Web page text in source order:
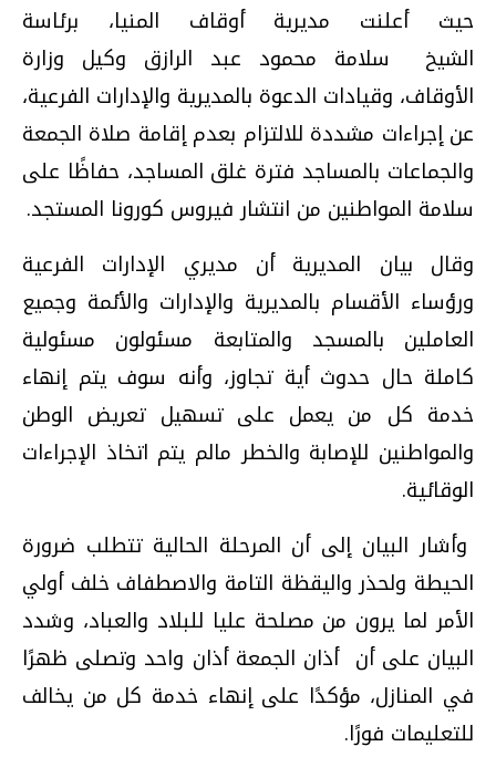
حيث أعلنت مديرية أوقاف المنيا، برئاسة
الشيخ سلامة محمود عبد الرازق وكيل وزارة
الأوقاف، وقيادات الدعوة بالمديرية والإدارات الفرعية،
عن إجراءات مشددة للالتزام بعدم إقامة صلاة الجمعة
والجماعات بالمساجد فترة غلق المساجد، حفاظًا على
سلامة المواطنين من انتشار فيروس كورونا المستجد.
وقال بيان المديرية أن مديري الإدارات الفرعية
ورؤساء الأقسام بالمديرية والإدارات والأئمة وجميع
العاملين بالمسجد والمتابعة مسئولون مسئولية
كاملة حال حدوث أية تجاوز، وأنه سوف يتم إنهاء
خدمة كل من يعمل على تسهيل تعريض الوطن
والمواطنين للإصابة والخطر مالم يتم اتخاذ الإجراءات
الوقائية.
وأشار البيان إلى أن المرحلة الحالية تتطلب ضرورة
الحيطة ولحذر واليقظة التامة والاصطفاف خلف أولي
الأمر لما يرون من مصلحة عليا للبلاد والعباد، وشدد
البيان على أن أذان الجمعة أذان واحد وتصلى ظهرًا
في المنازل، مؤكدًا على إنهاء خدمة كل من يخالف
للتعليمات فورًا.